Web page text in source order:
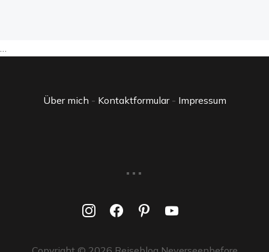
…
Über mich - Kontaktformular- Impressum
...
instagramfacebookpinterestyoutube